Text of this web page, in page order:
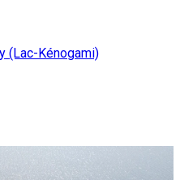
(Lac-Kénogami)